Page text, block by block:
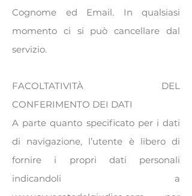
Cognome ed Email. In qualsiasi
momento ci si può cancellare dal
servizio.
FACOLTATIVITÀ DEL
CONFERIMENTO DEI DATI
A parte quanto specificato per i dati
di navigazione, l’utente è libero di
fornire i propri dati personali
indicandoli a